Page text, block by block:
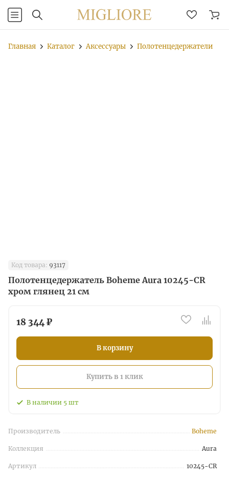
Главная Каталог Аксессуары Полотенцедержатели
Код товара: 93117
Полотенцедержатель Boheme Aura 10245-CR
хром глянец 21 см
18 344 ₽
В корзину
Купить в 1 клик
В наличии 5 шт
Производитель Boheme
Коллекция Aura
Артикул 10245-CR